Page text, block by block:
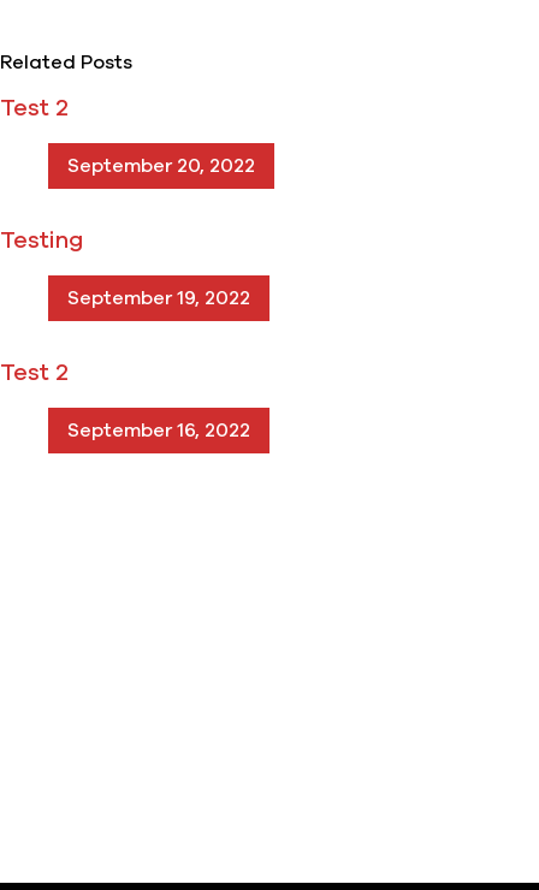
Related Posts
Test 2
September 20, 2022
Testing
September 19, 2022
Test 2
September 16, 2022